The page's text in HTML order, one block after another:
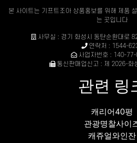
본 사이트는 기프트조아 상품홍보를 위해 제품
는 곳입니다
사무실 : 경기 화성시 동탄순환대로
연락처 : 1544-
사업자번호 : 140-77-
통신판매업신고 : 제 2026-화
관련 링
캐리어40평
관광명찰사이
캐쥬얼와인잔